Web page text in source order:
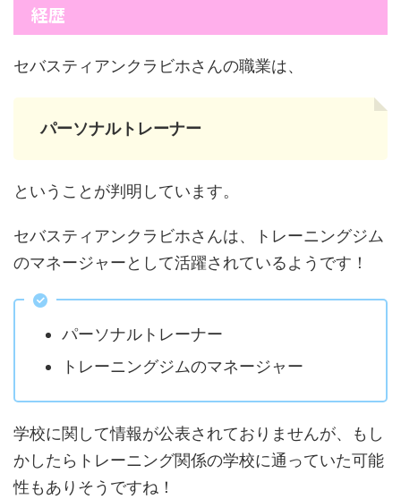
経歴
セバスティアンクラビホさんの職業は、
パーソナルトレーナー
ということが判明しています。
セバスティアンクラビホさんは、トレーニングジム
のマネージャーとして活躍されているようです！
パーソナルトレーナー
トレーニングジムのマネージャー
学校に関して情報が公表されておりませんが、もし
かしたらトレーニング関係の学校に通っていた可能
性もありそうですね！